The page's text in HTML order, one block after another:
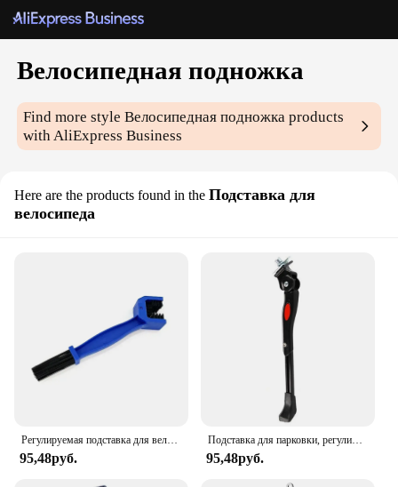
Велосипедная подножка
Find more styleВелосипедная подножкаproducts
with AliExpress Business
Here are the products found in the Подставка для
велосипеда
Регулируемая подставка для велосипеда, алюминиевый сплав, для горных велосипедов/снега/складных велосипедов/электромобилей, боковая подставка для ног, 22-29 дюймов
95,48руб.
Подставка для парковки, регулируемая подставка из алюминиевого сплава, для горных и дорожных велосипедов, снежный складной
95,48руб.